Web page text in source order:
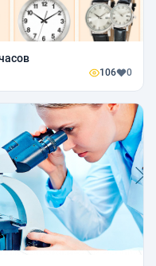
106 0